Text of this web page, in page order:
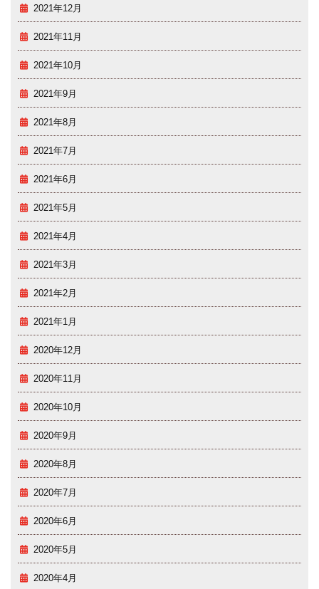
2021年12月
2021年11月
2021年10月
2021年9月
2021年8月
2021年7月
2021年6月
2021年5月
2021年4月
2021年3月
2021年2月
2021年1月
2020年12月
2020年11月
2020年10月
2020年9月
2020年8月
2020年7月
2020年6月
2020年5月
2020年4月